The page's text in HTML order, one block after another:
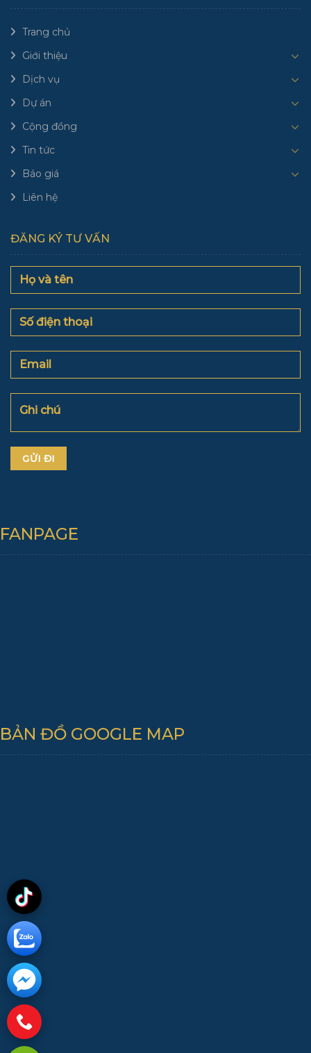
Trang chủ
Giới thiệu
Dịch vụ
Dự án
Cộng đồng
Tin tức
Báo giá
Liên hệ
ĐĂNG KÝ TƯ VẤN
FANPAGE
BẢN ĐỒ GOOGLE MAP